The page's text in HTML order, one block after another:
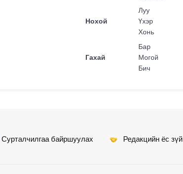
Нохой
Луу
Үхэр
Хонь
Гахай
Бар
Могой
Бич
Сурталчилгаа байршуулах Редакцийн ёс зүй